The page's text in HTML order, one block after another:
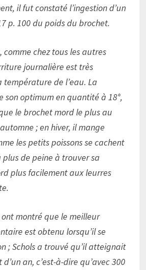
il fut constaté l’ingestion d’un
p. 100 du poids du brochet.
chez tous les autres
journalière est très
de l’eau. La
son optimum en quantité à 18°,
le brochet mord le plus au
; en hiver, il mange
les petits poissons se cachent
plus de peine à trouver sa
plus facilement aux leurres
ont montré que le meilleur
est obtenu lorsqu’il se
; Schols a trouvé qu’il atteignait
an, c’est-à-dire qu’avec 300